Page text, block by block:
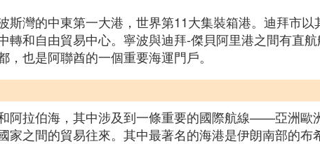
斯灣的中東第一大港，世界第11大集裝箱港。迪拜市
轉和自由貿易中心。寧波與迪拜-傑貝阿里港之間有直
也是阿聯酋的一個重要海運門戶。
阿拉伯海，其中涉及到一條重要的國際航線——亞洲歐
之間的貿易往來。其中最著名的海港是伊朗南部的布